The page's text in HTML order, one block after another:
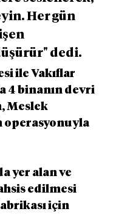
Her gün
dedi.
ile Vakıflar
4 binanın devri
Meslek
operasyonuyla
yer alan ve
edilmesi
için